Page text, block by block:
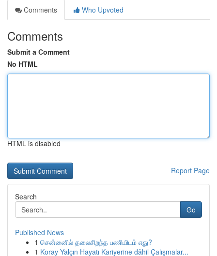
Comments
Who Upvoted
Comments
Submit a Comment
No HTML
HTML is disabled
Report Page
Search
Go
Published News
1 சென்னைில் தலைசிறந்த பணியிடம் எது?
1 Koray Yalçın Hayatı Kariyerine dâhil Çalışmalar...